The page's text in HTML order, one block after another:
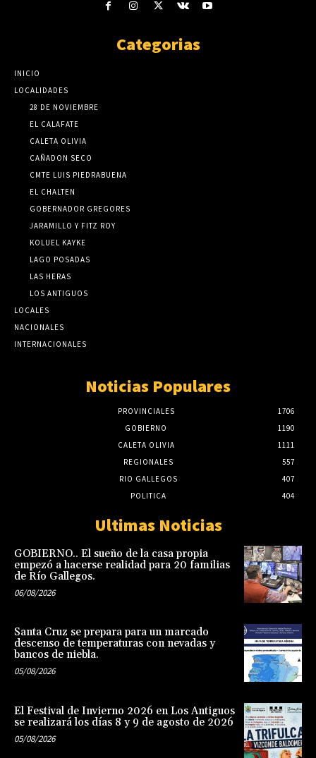
Categorias
INICIO
LOCALIDADES
28 DE NOVIEMBRE
EL CALAFATE
CALETA OLIVIA
CAÑADON SECO
CMTE LUIS PIEDRABUENA
EL CHALTEN
GOBERNADOR GREGORES
JARAMILLO Y FITZ ROY
KOLUEL KAYKE
LAGO POSADAS
LAS HERAS
LOS ANTIGUOS
LOCALES
NACIONALES
INTERNACIONALES
Noticias Populares
PROVINCIALES
1706
GOBIERNO
1190
CALETA OLIVIA
1111
REGIONALES
557
RIO GALLEGOS
407
POLITICA
404
Ultimas Noticias
GOBIERNO.. El sueño de la casa propia
empezó a hacerse realidad para 20 familias
de Río Gallegos.
06/08/2026
Santa Cruz se prepara para un marcado
descenso de temperaturas con nevadas y
bancos de niebla.
05/08/2026
El Festival de Invierno 2026 en Los Antiguos
se realizará los días 8 y 9 de agosto de 2026
05/08/2026